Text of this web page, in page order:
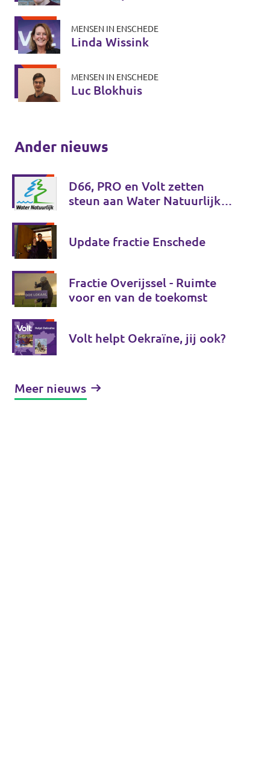
MENSEN IN ENSCHEDE
Linda Wissink
MENSEN IN ENSCHEDE
Luc Blokhuis
Ander nieuws
D66, PRO en Volt zetten
steun aan Water Natuurlijk
Update fractie Enschede
Fractie Overijssel - Ruimte
voor en van de toekomst
Volt helpt Oekraïne, jij ook?
Meer nieuws